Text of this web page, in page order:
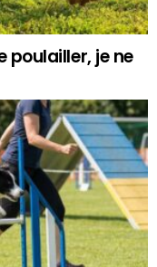
poulailler, je ne